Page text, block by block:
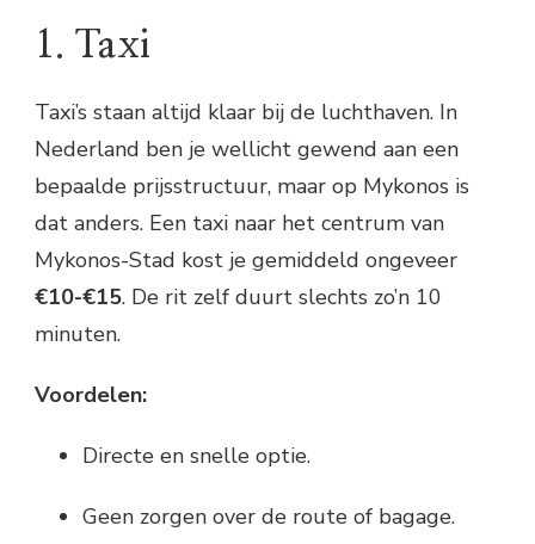
1. Taxi
Taxi’s staan altijd klaar bij de luchthaven. In
Nederland ben je wellicht gewend aan een
bepaalde prijsstructuur, maar op Mykonos is
dat anders. Een taxi naar het centrum van
Mykonos-Stad kost je gemiddeld ongeveer
€10-€15. De rit zelf duurt slechts zo’n 10
minuten.
Voordelen:
Directe en snelle optie.
Geen zorgen over de route of bagage.